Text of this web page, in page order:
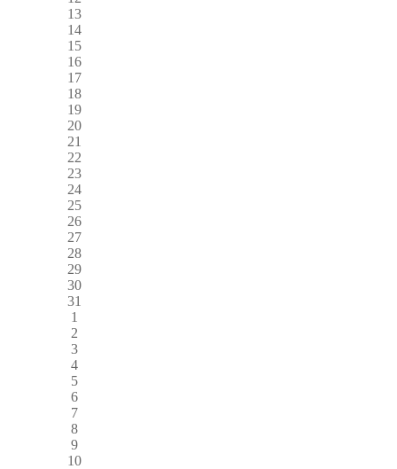
13
14
15
16
17
18
19
20
21
22
23
24
25
26
27
28
29
30
31
1
2
3
4
5
6
7
8
9
10